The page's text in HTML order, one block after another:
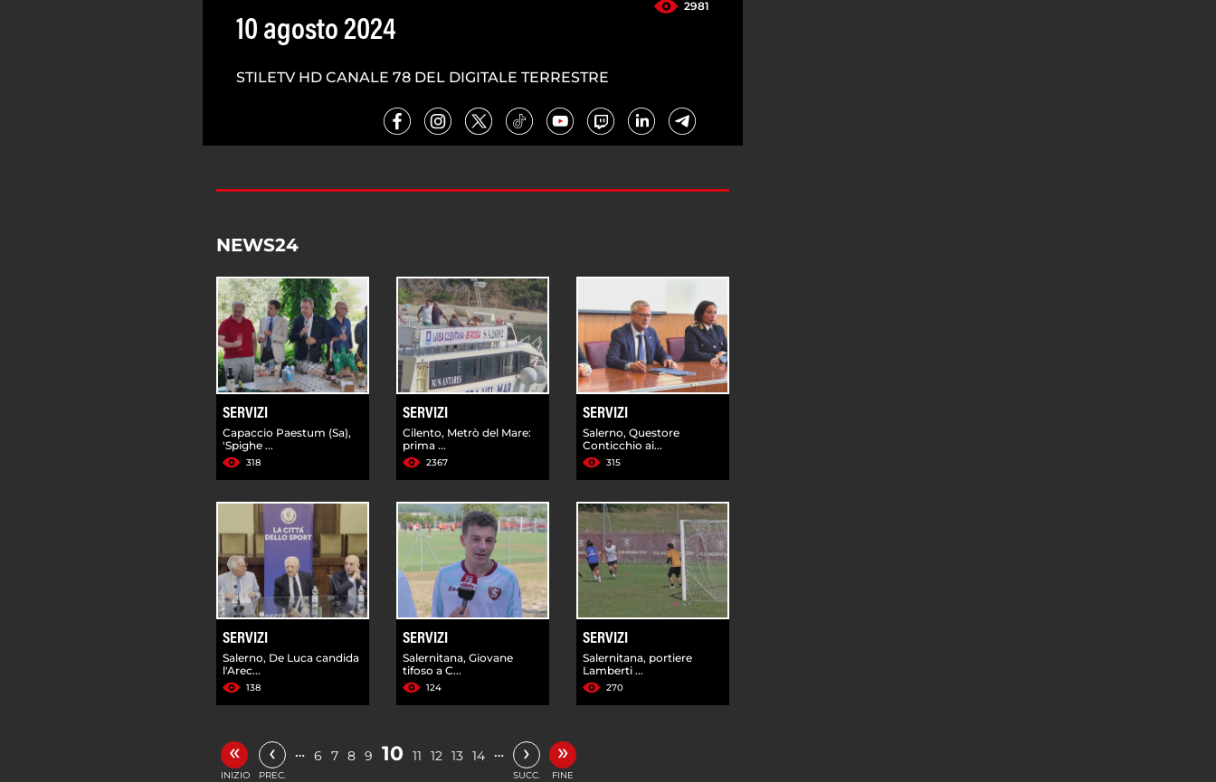
2981
10 agosto 2024
STILETV HD CANALE 78 DEL DIGITALE TERRESTRE
NEWS24
SERVIZI
Capaccio Paestum (Sa),
'Spighe ...
318
SERVIZI
Cilento, Metrò del Mare:
prima ...
2367
SERVIZI
Salerno, Questore
Conticchio ai...
315
SERVIZI
Salerno, De Luca candida
l'Arec...
138
SERVIZI
Salernitana, Giovane
tifoso a C...
124
SERVIZI
Salernitana, portiere
Lamberti ...
270
«
INIZIO
‹
PREC.
… 6 7 8 9 10 11 12 13 14 … ›
SUCC.
»
FINE